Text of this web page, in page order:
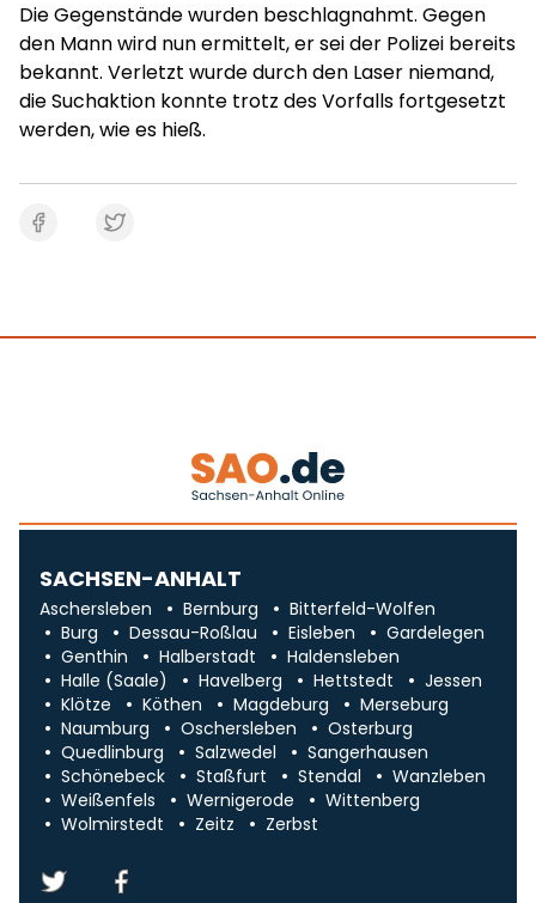
Die Gegenstände wurden beschlagnahmt. Gegen
den Mann wird nun ermittelt, er sei der Polizei bereits
bekannt. Verletzt wurde durch den Laser niemand,
die Suchaktion konnte trotz des Vorfalls fortgesetzt
werden, wie es hieß.
SACHSEN-ANHALT
Aschersleben Bernburg
Bitterfeld-Wolfen
Burg
Dessau-Roßlau Eisleben
Gardelegen
Genthin
Halberstadt
Haldensleben
Halle (Saale)
Havelberg Hettstedt
Jessen
Klötze
Köthen Magdeburg
Merseburg
Naumburg
Oschersleben
Osterburg
Quedlinburg
Salzwedel
Sangerhausen
Schönebeck
Staßfurt Stendal
Wanzleben
Weißenfels
Wernigerode
Wittenberg
Wolmirstedt
Zeitz Zerbst